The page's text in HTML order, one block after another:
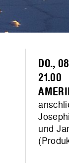
DO.,
21.00
und